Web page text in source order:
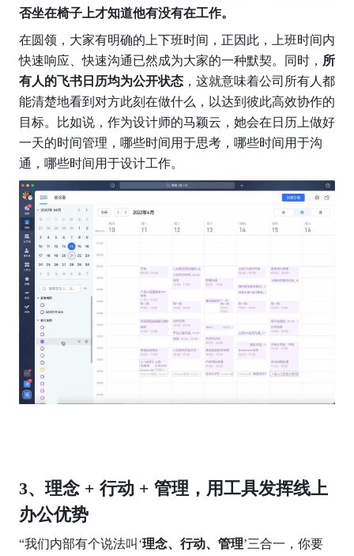
否坐在椅子上才知道他有没有在工作。
在圆领，大家有明确的上下班时间，正因此，上班时间内
快速响应、快速沟通已然成为大家的一种默契。同时， 所
有人的飞书日历均为公开状态，这就意味着公司所有人都
能清楚地看到对方此刻在做什么，以达到彼此高效协作的
目标。比如说，作为设计师的马颖云，她会在日历上做好
一天的时间管理，哪些时间用于思考，哪些时间用于沟
通，哪些时间用于设计工作。
3、理念 + 行动 + 管理，用工具发挥线上
办公优势
“我们内部有个说法叫‘理念、行动、管理’三合一，你要